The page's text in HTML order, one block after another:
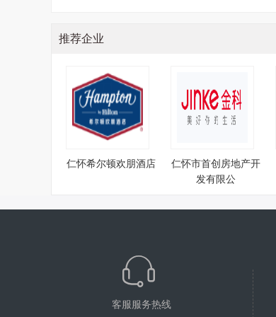
推荐企业
仁怀希尔顿欢朋酒店
仁怀市首创房地产开
发有限公
客服服务热线